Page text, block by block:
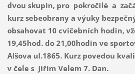
dvou skupin, pro pokročilé a
kurz sebeobrany a výuky
obsahovat 10 cvičebních hodin,
19,45hod. do 21,00hodin ve
Alšova ul.1865. Kurz povedou
v čele s Jiřím Velem 7. Dan.